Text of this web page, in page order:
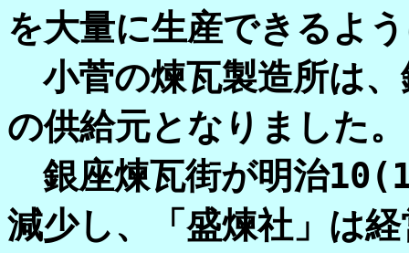
を大量に生産できるよ
小菅の煉瓦製造所は
の供給元となりました。
銀座煉瓦街が明治
減少し、「盛煉社」は